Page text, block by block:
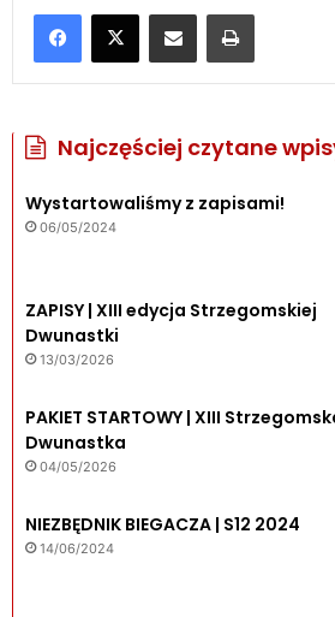
Udostępnij poprzez e-mail Drukuj
Najczęściej czytane
Wystartowaliśmy z zapisami!
06/05/2024
ZAPISY | XIII edycja Strzegomskiej
Dwunastki
13/03/2026
PAKIET STARTOWY | XIII
Dwunastka
04/05/2026
NIEZBĘDNIK BIEGACZA | S12 2024
14/06/2024